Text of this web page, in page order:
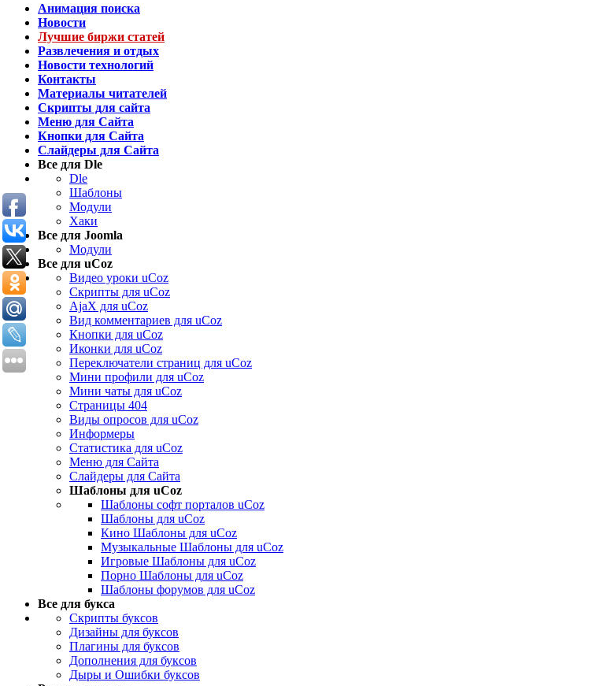
Анимация поиска
Новости
Лучшие биржи статей
Развлечения и отдых
Новости технологий
Контакты
Материалы читателей
Скрипты для сайта
Меню для Сайта
Кнопки для Сайта
Слайдеры для Сайта
Все для Dle
Dle
Шаблоны
Модули
Хаки
Все для Joomla
Модули
Все для uCoz
Видео уроки uCoz
Скрипты для uCoz
AjaX для uCoz
Вид комментариев для uCoz
Кнопки для uCoz
Иконки для uCoz
Переключатели страниц для uCoz
Мини профили для uCoz
Мини чаты для uCoz
Страницы 404
Виды опросов для uCoz
Информеры
Статистика для uCoz
Меню для Сайта
Слайдеры для Сайта
Шаблоны для uCoz
Шаблоны софт порталов uCoz
Шаблоны для uCoz
Кино Шаблоны для uCoz
Музыкальные Шаблоны для uCoz
Игровые Шаблоны для uCoz
Порно Шаблоны для uCoz
Шаблоны форумов для uCoz
Все для букса
Скрипты буксов
Дизайны для буксов
Плагины для буксов
Дополнения для буксов
Дыры и Ошибки буксов